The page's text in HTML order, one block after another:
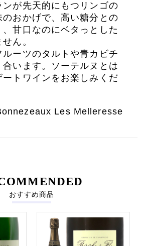
ンが先天的にもつリンゴの
おかげで、高い糖分との
甘口なのにベタっとした
ん。
ルーツのタルトや青カビチ
います。ソーテルヌとは
ートワインをお楽しみくだ
Les Melleresse
おすすめ商品